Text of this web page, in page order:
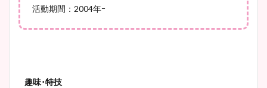
活動期間：2004年ｰ
趣味･特技